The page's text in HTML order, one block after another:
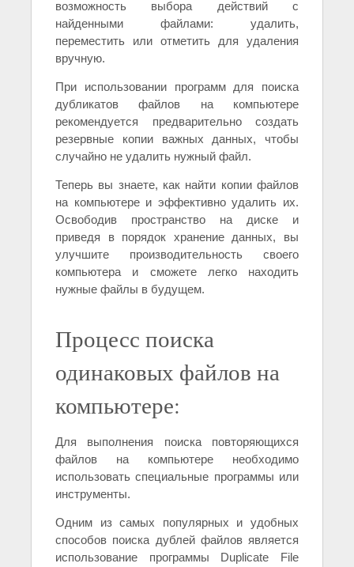
возможность выбора действий с
найденными файлами: удалить,
переместить или отметить для удаления
вручную.
При использовании программ для поиска
дубликатов файлов на компьютере
рекомендуется предварительно создать
резервные копии важных данных, чтобы
случайно не удалить нужный файл.
Теперь вы знаете, как найти копии файлов
на компьютере и эффективно удалить их.
Освободив пространство на диске и
приведя в порядок хранение данных, вы
улучшите производительность своего
компьютера и сможете легко находить
нужные файлы в будущем.
Процесс поиска
одинаковых файлов на
компьютере:
Для выполнения поиска повторяющихся
файлов на компьютере необходимо
использовать специальные программы или
инструменты.
Одним из самых популярных и удобных
способов поиска дублей файлов является
использование программы Duplicate File